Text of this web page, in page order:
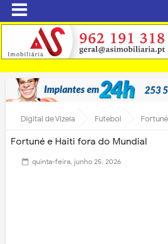
Digital de Vizela Futebol
Fortuné e Haiti fora do Mundial
quinta-feira, junho 25, 2026